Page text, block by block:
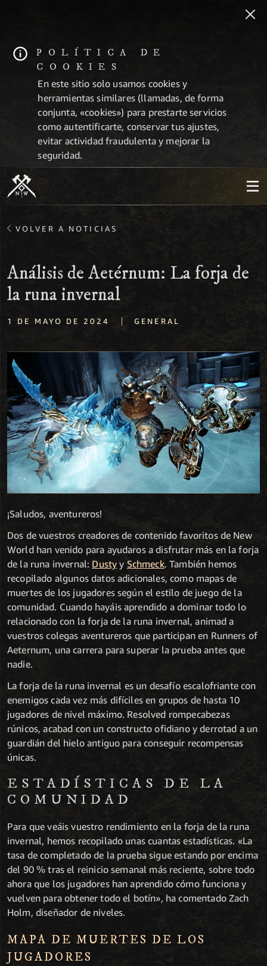
POLÍTICA DE
COOKIES
En este sitio solo usamos cookies y
herramientas similares (llamadas, de forma
conjunta, «cookies») para prestarte servicios
como autentificarte, conservar tus ajustes,
evitar actividad fraudulenta y mejorar la
seguridad.
VOLVER A NOTICIAS
Análisis de Aetérnum: La forja de
la runa invernal
1 DE MAYO DE 2024 | GENERAL
¡Saludos, aventureros!
Dos de vuestros creadores de contenido favoritos de New
World han venido para ayudaros a disfrutar más en la forja
de la runa invernal: Dusty y Schmeck. También hemos
recopilado algunos datos adicionales, como mapas de
muertes de los jugadores según el estilo de juego de la
comunidad. Cuando hayáis aprendido a dominar todo lo
relacionado con la forja de la runa invernal, animad a
vuestros colegas aventureros que participan en Runners of
Aeternum, una carrera para superar la prueba antes que
nadie.
La forja de la runa invernal es un desafío escalofriante con
enemigos cada vez más difíciles en grupos de hasta 10
jugadores de nivel máximo. Resolved rompecabezas
rúnicos, acabad con un constructo ofidiano y derrotad a un
guardián del hielo antiguo para conseguir recompensas
únicas.
ESTADÍSTICAS DE LA
COMUNIDAD
Para que veáis vuestro rendimiento en la forja de la runa
invernal, hemos recopilado unas cuantas estadísticas. «La
tasa de completado de la prueba sigue estando por encima
del 90 % tras el reinicio semanal más reciente, sobre todo
ahora que los jugadores han aprendido cómo funciona y
vuelven para obtener todo el botín», ha comentado Zach
Holm, diseñador de niveles.
MAPA DE MUERTES DE LOS
JUGADORES